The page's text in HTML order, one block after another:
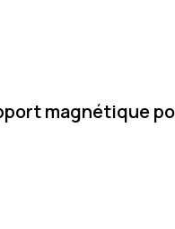
magnétique